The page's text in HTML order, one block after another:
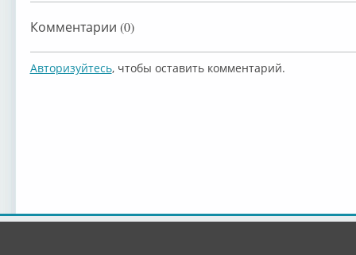
Комментарии (0)
Авторизуйтесь, чтобы оставить комментарий.